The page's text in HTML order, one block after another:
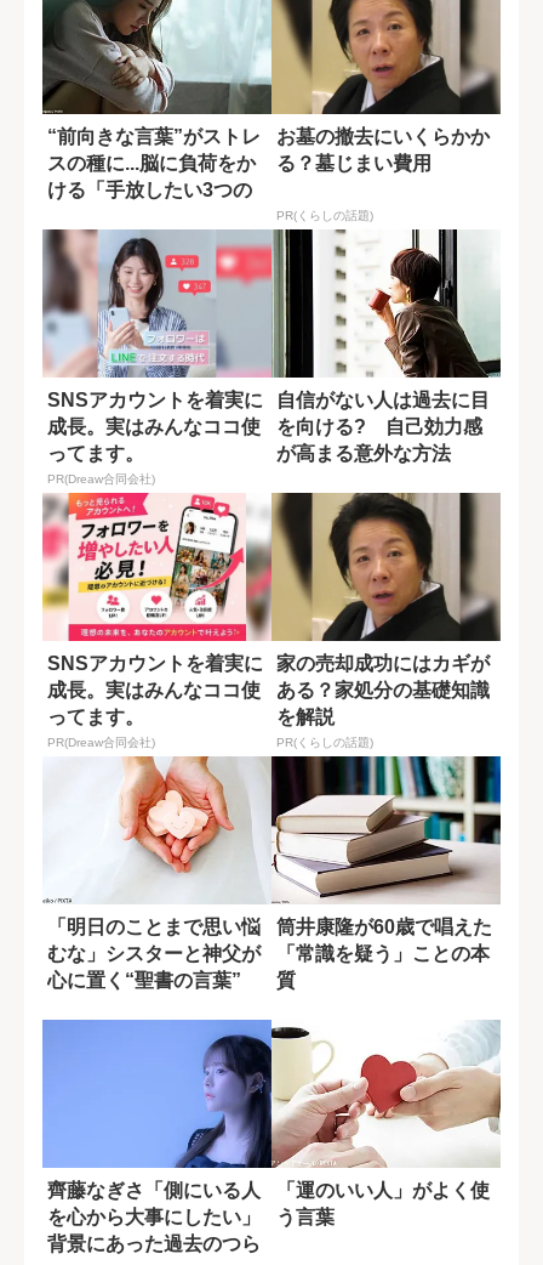
“前向きな言葉”がストレ
スの種に...脳に負荷をか
ける「手放したい3つの
お墓の撤去にいくらかか
る？墓じまい費用
PR(くらしの話題)
SNSアカウントを着実に
成長。実はみんなココ使
ってます。
PR(Dreaw合同会社)
自信がない人は過去に目
を向ける? 自己効力感
が高まる意外な方法
SNSアカウントを着実に
成長。実はみんなココ使
ってます。
PR(Dreaw合同会社)
家の売却成功にはカギが
ある？家処分の基礎知識
を解説
PR(くらしの話題)
「明日のことまで思い悩
むな」シスターと神父が
心に置く“聖書の言葉”
筒井康隆が60歳で唱えた
「常識を疑う」ことの本
質
齊藤なぎさ「側にいる人
を心から大事にしたい」
背景にあった過去のつら
「運のいい人」がよく使
う言葉